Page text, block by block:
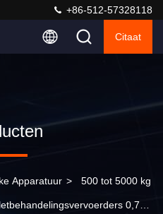
+86-512-57328118
Citaat
Apparatuur > 500 tot 5000 kg
0,75